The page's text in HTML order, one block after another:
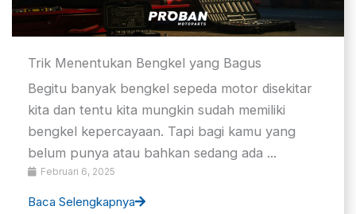
Trik Menentukan Bengkel yang Bagus
Februari 6, 2025
Begitu banyak bengkel sepeda motor disekitar
kita dan tentu kita mungkin sudah memiliki
bengkel kepercayaan. Tapi bagi kamu yang
belum punya atau bahkan sedang ada ...
Baca Selengkapnya